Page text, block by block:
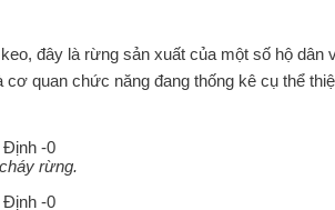
đây là rừng sản xuất của một số hộ dân
quan chức năng đang thống kê cụ thể
rừng.